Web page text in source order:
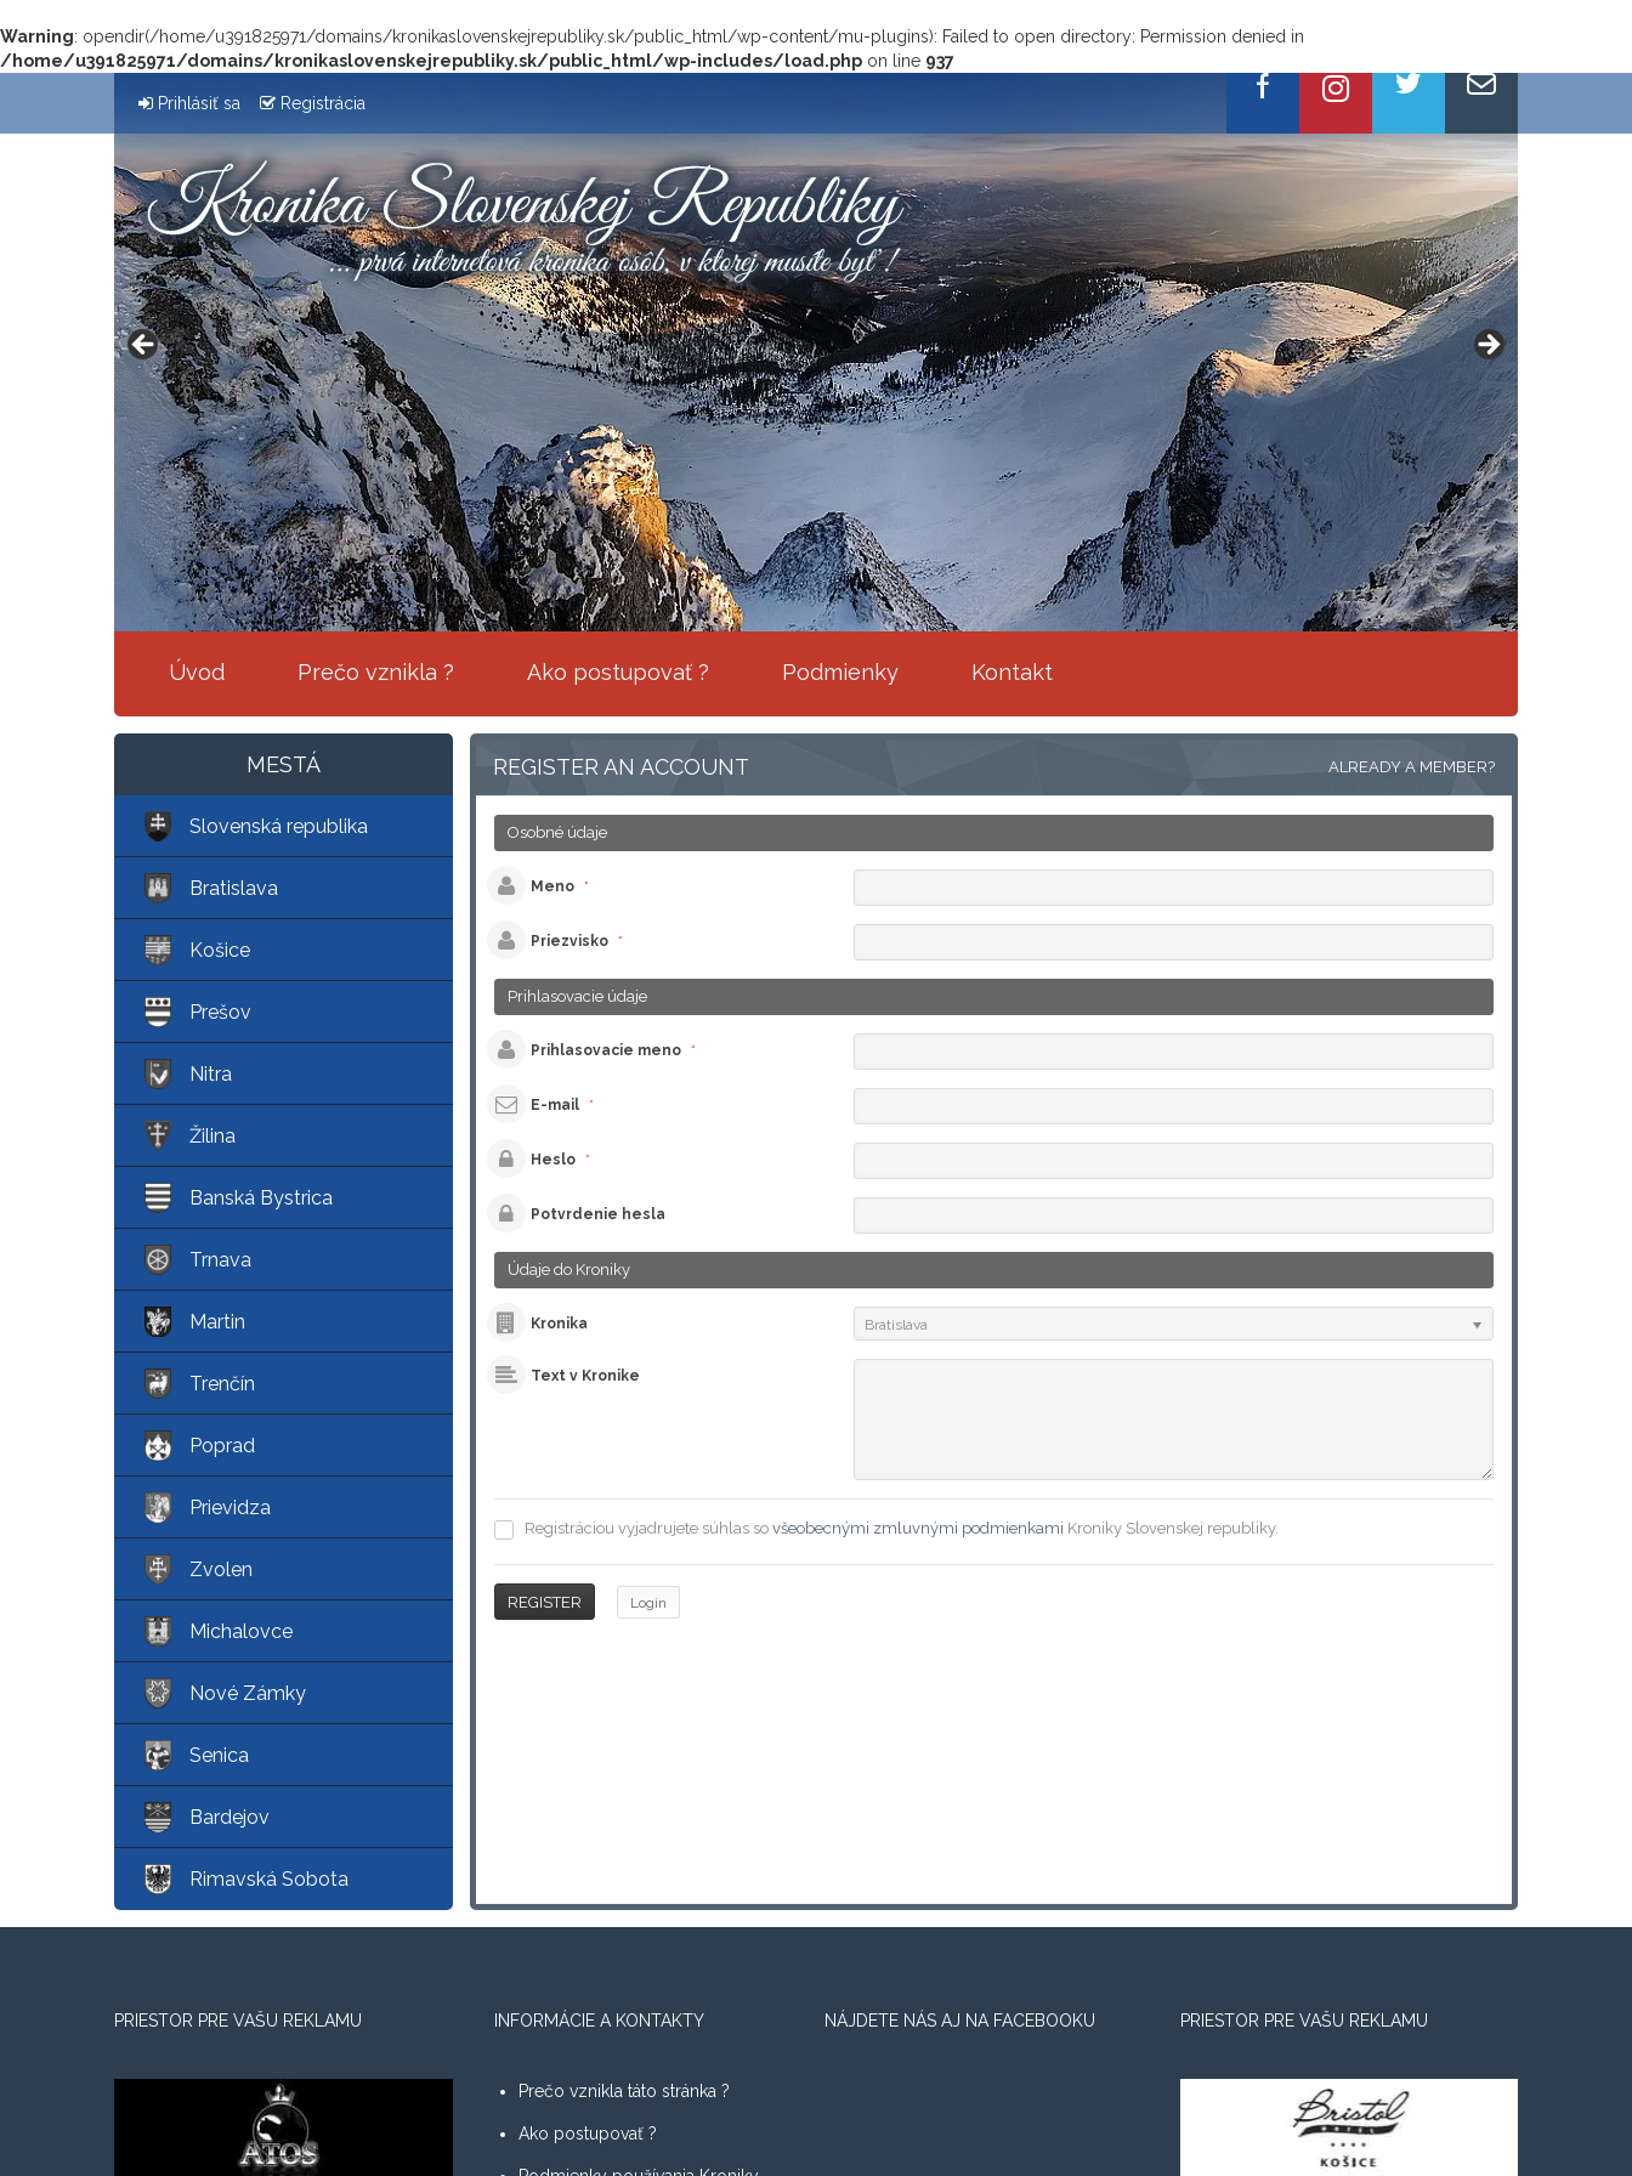
Warning: opendir(/home/u391825971/domains/kronikaslovenskejrepubliky.sk/public_html/wp-content/mu-plugins): Failed to open directory: Permission denied in
/home/u391825971/domains/kronikaslovenskejrepubliky.sk/public_html/wp-includes/load.php on line 937
Prihlásiť sa Registrácia
Úvod Prečo vznikla ? Ako postupovať ? Podmienky Kontakt
MESTÁ
Slovenská republika
Bratislava
Košice
Prešov
Nitra
Žilina
Banská Bystrica
Trnava
Martin
Trenčín
Poprad
Prievidza
Zvolen
Michalovce
Nové Zámky
Senica
Bardejov
Rimavská Sobota
REGISTER AN ACCOUNT ALREADY A MEMBER?
Osobné údaje
Meno *
Priezvisko *
Prihlasovacie údaje
Prihlasovacie meno *
E-mail *
Heslo *
Potvrdenie hesla
Údaje do Kroniky
Kronika Bratislava
Text v Kronike
Registráciou vyjadrujete súhlas so všeobecnými zmluvnými podmienkami Kroniky Slovenskej republiky.
Login
PRIESTOR PRE VAŠU REKLAMU INFORMÁCIE A KONTAKTY
Prečo vznikla táto stránka ?
Ako postupovať ?
NÁJDETE NÁS AJ NA FACEBOOKU PRIESTOR PRE VAŠU REKLAMU